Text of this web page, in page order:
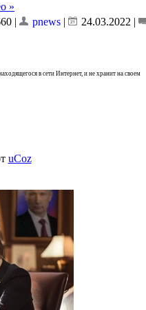
»
| pnews | 24.03.2022 |
в сети Интернет, и не хранит на своем
uCoz